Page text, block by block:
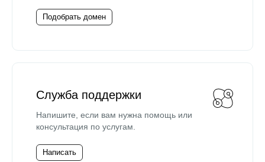
Подобрать домен
Служба поддержки
Напишите, если вам нужна помощь или
консультация по услугам.
Написать